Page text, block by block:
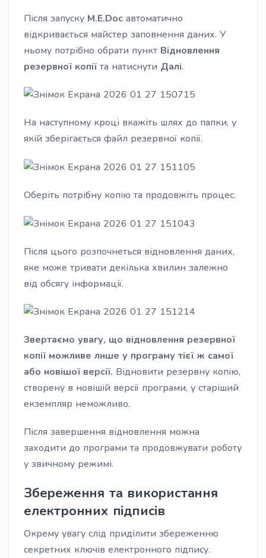
Після запуску M.E.Doc автоматично
відкривається майстер заповнення даних. У
ньому потрібно обрати пункт Відновлення
резервної копії та натиснути Далі.
На наступному кроці вкажіть шлях до папки, у
якій зберігається файл резервної копії.
Оберіть потрібну копію та продовжіть процес.
Після цього розпочнеться відновлення даних,
яке може тривати декілька хвилин залежно
від обсягу інформації.
Звертаємо увагу, що відновлення резервної
копії можливе лише у програму тієї ж самої
або новішої версії. Відновити резервну копію,
створену в новішій версії програми, у старіший
екземпляр неможливо.
Після завершення відновлення можна
заходити до програми та продовжувати роботу
у звичному режимі.
Збереження та використання
електронних підписів
Окрему увагу слід приділити збереженню
секретних ключів електронного підпису.